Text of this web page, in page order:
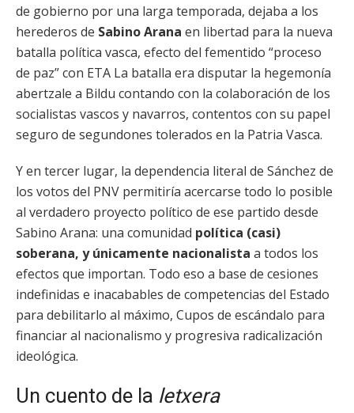
de gobierno por una larga temporada, dejaba a los
herederos de Sabino Arana en libertad para la nueva
batalla política vasca, efecto del fementido “proceso
de paz” con ETA La batalla era disputar la hegemonía
abertzale a Bildu contando con la colaboración de los
socialistas vascos y navarros, contentos con su papel
seguro de segundones tolerados en la Patria Vasca.
Y en tercer lugar, la dependencia literal de Sánchez de
los votos del PNV permitiría acercarse todo lo posible
al verdadero proyecto político de ese partido desde
Sabino Arana: una comunidad política (casi)
soberana, y únicamente nacionalista a todos los
efectos que importan. Todo eso a base de cesiones
indefinidas e inacabables de competencias del Estado
para debilitarlo al máximo, Cupos de escándalo para
financiar al nacionalismo y progresiva radicalización
ideológica.
Un cuento de la letxera